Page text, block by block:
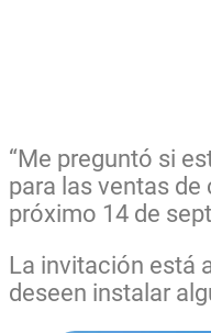
“Me preguntó si
para las ventas de
próximo 14 de
La invitación está
deseen instalar